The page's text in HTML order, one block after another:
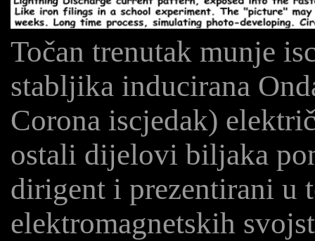
Točan trenutak munje
stabljika inducirana
Corona iscjedak)
ostali dijelovi biljaka
dirigent i prezentirani u
elektromagnetskih